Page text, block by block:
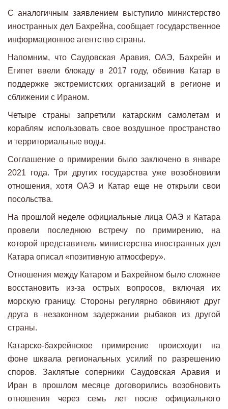
С аналогичным заявлением выступило министерство
иностранных дел Бахрейна, сообщает государственное
информационное агентство страны.
Напомним, что Саудовская Аравия, ОАЭ, Бахрейн и
Египет ввели блокаду в 2017 году, обвинив Катар в
поддержке экстремистских организаций в регионе и
сближении с Ираном.
Четыре страны запретили катарским самолетам и
кораблям использовать свое воздушное пространство
и территориальные воды.
Соглашение о примирении было заключено в январе
2021 года. Три других государства уже возобновили
отношения, хотя ОАЭ и Катар еще не открыли свои
посольства.
На прошлой неделе официальные лица ОАЭ и Катара
провели последнюю встречу по примирению, на
которой представитель министерства иностранных дел
Катара описал «позитивную атмосферу».
Отношения между Катаром и Бахрейном было сложнее
восстановить из-за острых вопросов, включая их
морскую границу. Стороны регулярно обвиняют друг
друга в незаконном задержании рыбаков из другой
страны.
Катарско-бахрейнское примирение происходит на
фоне шквала региональных усилий по разрешению
споров. Заклятые соперники Саудовская Аравия и
Иран в прошлом месяце договорились возобновить
отношения через семь лет после официального